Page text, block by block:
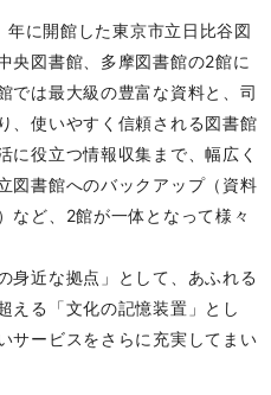
に開館した東京市立日比谷図
央図書館、多摩図書館の2館に
では最大級の豊富な資料と、司
、使いやすく信頼される図書館
に役立つ情報収集まで、幅広く
図書館へのバックアップ（資料
など、2館が一体となって様々
身近な拠点」として、あふれる
える「文化の記憶装置」とし
サービスをさらに充実してまい